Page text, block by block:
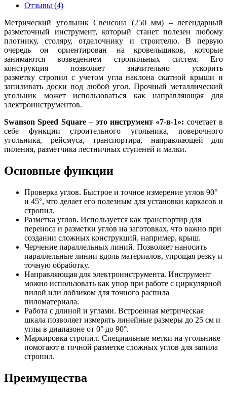
Отзывы (4)
Метрический угольник Свенсона (250 мм) – легендарный
разметочный инструмент, который станет полезен любому
плотнику, столяру, отделочнику и строителю. В первую
очередь он ориентирован на кровельщиков, которые
занимаются возведением стропильных систем. Его
конструкция позволяет значительно ускорить
разметку стропил с учетом угла наклона скатной крыши и
запиливать доски под любой угол. Прочный металлический
угольник может использоваться как направляющая для
электроинструментов.
Swanson Speed Square – это инструмент «7-в-1»: сочетает в
себе функции строительного угольника, поверочного
угольника, рейсмуса, транспортира, направляющей для
пиления, разметчика лестничных ступеней и малки.
Основные функции
Проверка углов. Быстрое и точное измерение углов 90°
и 45°, что делает его полезным для установки каркасов и
стропил.
Разметка углов. Используется как транспортир для
переноса и разметки углов на заготовках, что важно при
создании сложных конструкций, например, крыш.
Черчение параллельных линий. Позволяет наносить
параллельные линии вдоль материалов, упрощая резку и
точную обработку.
Направляющая для электроинструмента. Инструмент
можно использовать как упор при работе с циркулярной
пилой или лобзиком для точного распила
пиломатериала.
Работа с длиной и углами. Встроенная метрическая
шкала позволяет измерять линейные размеры до 25 см и
углы в диапазоне от 0° до 90°.
Маркировка стропил. Специальные метки на угольнике
помогают в точной разметке сложных углов для запила
стропил.
Преимущества